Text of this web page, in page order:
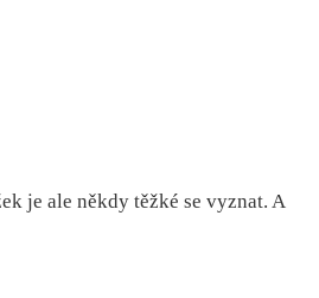
je ale někdy těžké se vyznat. A